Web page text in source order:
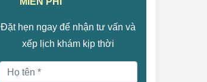
Đặt hẹn ngay để nhận tư vấn và
xếp lịch khám kịp thời